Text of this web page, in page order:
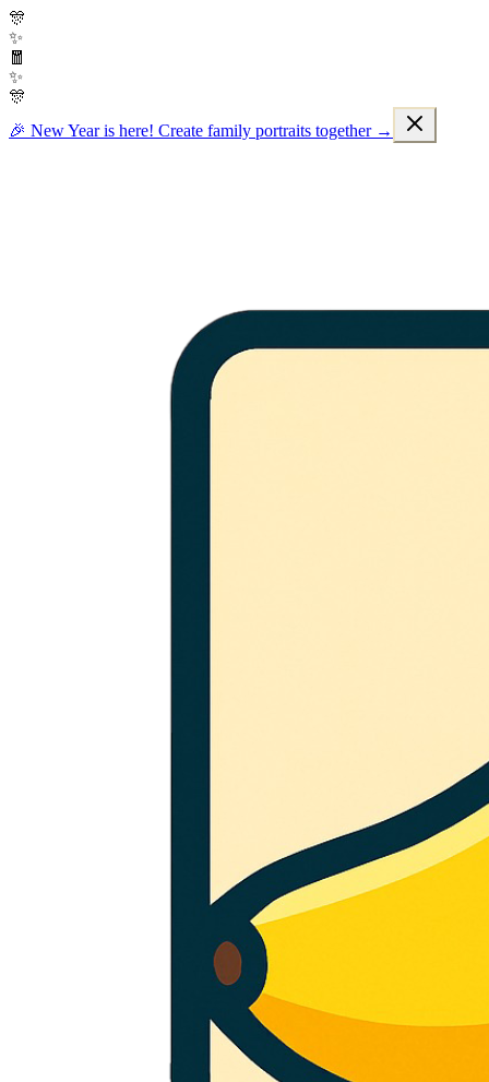
🎊
✨
🧧
✨
🎊
🎉 New Year is here! Create family portraits together →